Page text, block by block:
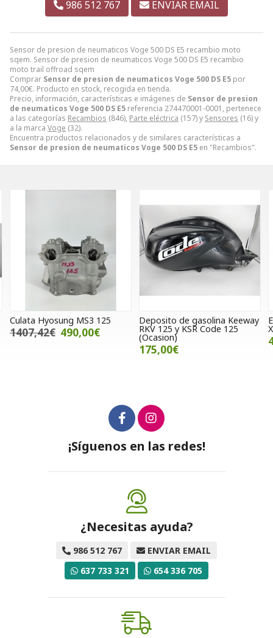
Sensor de presion de neumaticos Voge 500 DS E5 recambio moto
sqem. Sensor de presion de neumaticos Voge 500 DS E5 recambio
moto trail offroad sqem
Comprar Sensor de presion de neumaticos Voge 500 DS E5 por
74,00€. Producto en stock, recogida en tienda.
Precio, información, características e imágenes de Sensor de presion
de neumaticos Voge 500 DS E5 referencia 274470001-0001, pertenece
a las categorías Recambios (846), Parte eléctrica (157) y Sensores (16) y
a la marca Voge (32).
Encuentra productos relacionados y de similares características a
Sensor de presion de neumaticos Voge 500 DS E5 en "Recambios".
986 512 767 ENVIAR EMAIL
Deposito de gasolina Keeway
RKV 125 y KSR Code 125
(Ocasion)
Electroventilador Kymco K-
Xct 125 / 300 (Ocasión)
45,00€
¡Síguenos en las redes!
¿Necesitas ayuda?
986 512 767
ENVIAR EMAIL
637 733 321
654 336 705